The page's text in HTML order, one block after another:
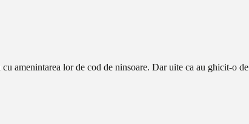
amenintarea lor de cod de ninsoare. Dar uite ca au ghicit-o de